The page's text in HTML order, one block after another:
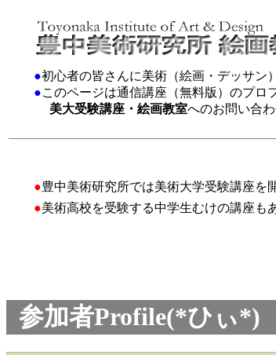
●初心者の皆さんに美術（絵画・デッサン
●このページは通信講座（無料版）のプロ
美大受験講座・絵画教室へのお問い合
●豊中美術研究所では美術大学受験講座を
●美術高校を受験する中学生むけの講座も
参加者Profile(*ひぃ*)